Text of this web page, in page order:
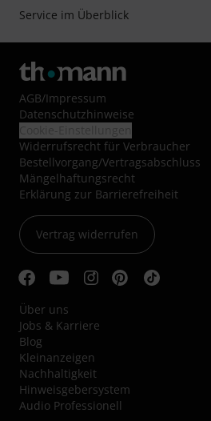
Service im Überblick
AGB/Impressum
Datenschutzhinweise
Widerrufsrecht für Verbraucher
Bestellvorgang/Vertragsabschluss
Mängelhaftungsrecht
Erklärung zur Barrierefreiheit
Vertrag widerrufen
Über uns
Jobs & Karriere
Blog
Kleinanzeigen
Nachhaltigkeit
Hinweisgebersystem
Audio Professionell